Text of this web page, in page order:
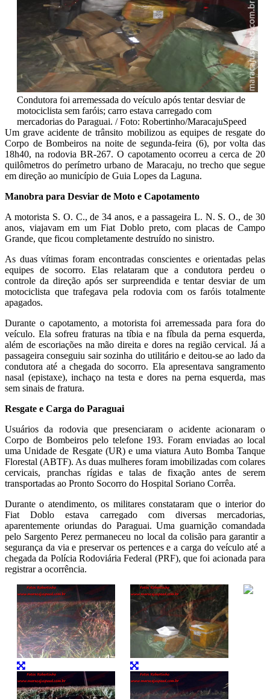
Condutora foi arremessada do veículo após tentar desviar de
motociclista sem faróis; carro estava carregado com
mercadorias do Paraguai. / Foto: Robertinho/MaracajuSpeed
Um grave acidente de trânsito mobilizou as equipes de resgate do
Corpo de Bombeiros na noite de segunda-feira (6), por volta das
18h40, na rodovia BR-267. O capotamento ocorreu a cerca de 20
quilômetros do perímetro urbano de Maracaju, no trecho que segue
em direção ao município de Guia Lopes da Laguna.
Manobra para Desviar de Moto e Capotamento
A motorista S. O. C., de 34 anos, e a passageira L. N. S. O., de 30
anos, viajavam em um Fiat Doblo preto, com placas de Campo
Grande, que ficou completamente destruído no sinistro.
As duas vítimas foram encontradas conscientes e orientadas pelas
equipes de socorro. Elas relataram que a condutora perdeu o
controle da direção após ser surpreendida e tentar desviar de um
motociclista que trafegava pela rodovia com os faróis totalmente
apagados.
Durante o capotamento, a motorista foi arremessada para fora do
veículo. Ela sofreu fraturas na tíbia e na fíbula da perna esquerda,
além de escoriações na mão direita e dores na região cervical. Já a
passageira conseguiu sair sozinha do utilitário e deitou-se ao lado da
condutora até a chegada do socorro. Ela apresentava sangramento
nasal (epistaxe), inchaço na testa e dores na perna esquerda, mas
sem sinais de fratura.
Resgate e Carga do Paraguai
Usuários da rodovia que presenciaram o acidente acionaram o
Corpo de Bombeiros pelo telefone 193. Foram enviadas ao local
uma Unidade de Resgate (UR) e uma viatura Auto Bomba Tanque
Florestal (ABTF). As duas mulheres foram imobilizadas com colares
cervicais, pranchas rígidas e talas de fixação antes de serem
transportadas ao Pronto Socorro do Hospital Soriano Corrêa.
Durante o atendimento, os militares constataram que o interior do
Fiat Doblo estava carregado com diversas mercadorias,
aparentemente oriundas do Paraguai. Uma guarnição comandada
pelo Sargento Perez permaneceu no local da colisão para garantir a
segurança da via e preservar os pertences e a carga do veículo até a
chegada da Polícia Rodoviária Federal (PRF), que foi acionada para
registrar a ocorrência.